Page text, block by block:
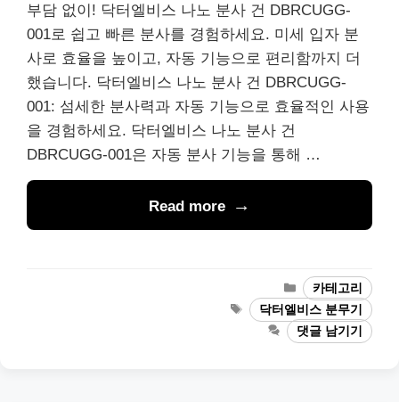
부담 없이! 닥터엘비스 나노 분사 건 DBRCUGG-
001로 쉽고 빠른 분사를 경험하세요. 미세 입자 분
사로 효율을 높이고, 자동 기능으로 편리함까지 더
했습니다. 닥터엘비스 나노 분사 건 DBRCUGG-
001: 섬세한 분사력과 자동 기능으로 효율적인 사용
을 경험하세요. 닥터엘비스 나노 분사 건
DBRCUGG-001은 자동 분사 기능을 통해 …
Read more
카
테
고
리
카테고리
태
그
닥터엘비스 분무기
댓글 남기기